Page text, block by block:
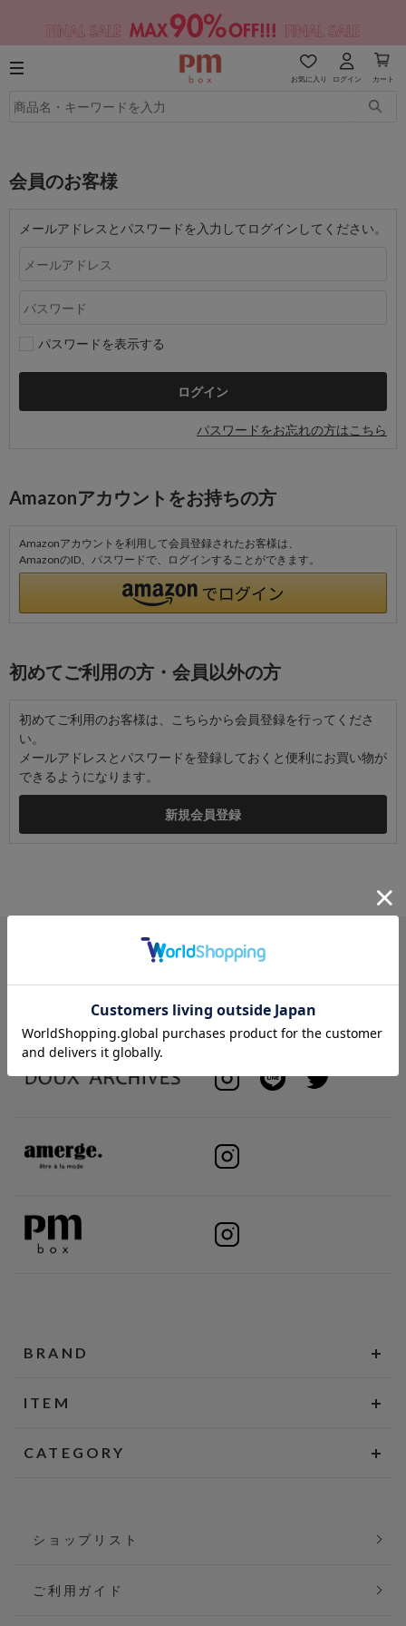
お気に入り ログイン カート
会員のお客様
メールアドレスとパスワードを入力してログインしてください。
パスワードを表示する
パスワードをお忘れの方はこちら
Amazonアカウントをお持ちの方
Amazonアカウントを利用して会員登録されたお客様は、
AmazonのID、パスワードで、ログインすることができます。
初めてご利用の方・会員以外の方
初めてご利用のお客様は、こちらから会員登録を行ってくださ
い。
メールアドレスとパスワードを登録しておくと便利にお買い物が
できるようになります。
BRAND
ITEM
CATEGORY
ショップリスト
ご利用ガイド